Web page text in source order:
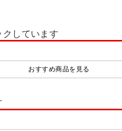
中量キャビネット(引出し50kg～100kg)
ース コンテナラック ミニ工具室
しています
おすすめ商品を見る